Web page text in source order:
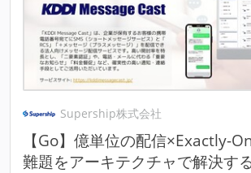
Supership株式会社
【Go】億単位の配信×Exactly-
難題をアーキテクチャで解決す